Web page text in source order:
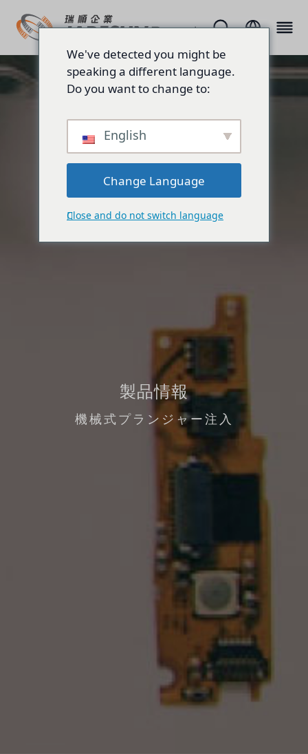
製品情報
機械式プランジャー注入
We've detected you might be
speaking a different language.
Do you want to change to:
English
Change Language
Close and do not switch language